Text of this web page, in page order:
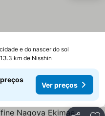
e do nascer do sol
km de Nisshin
Ver preços